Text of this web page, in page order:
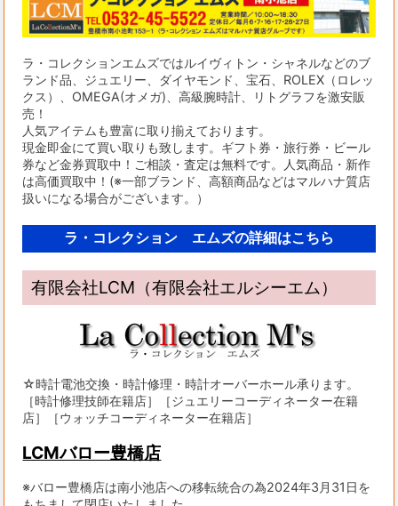
ラ・コレクションエムズではルイヴィトン・シャネルなどのブ
ランド品、ジュエリー、ダイヤモンド、宝石、ROLEX（ロレッ
クス）、OMEGA(オメガ)、高級腕時計、リトグラフを激安販
売！
人気アイテムも豊富に取り揃えております。
現金即金にて買い取りも致します。ギフト券・旅行券・ビール
券など金券買取中！ご相談・査定は無料です。人気商品・新作
は高価買取中！(※一部ブランド、高額商品などはマルハナ質店
扱いになる場合がございます。）
ラ・コレクション エムズの詳細はこちら
有限会社LCM（有限会社エルシーエム）
☆時計電池交換・時計修理・時計オーバーホール承ります。
［時計修理技師在籍店］［ジュエリーコーディネーター在籍
店］［ウォッチコーディネーター在籍店］
LCMバロー豊橋店
※バロー豊橋店は南小池店への移転統合の為2024年3月31日を